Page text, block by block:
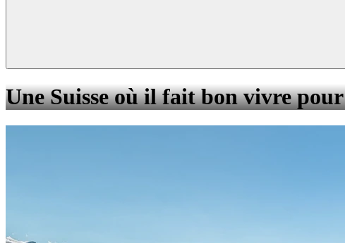
Une Suisse où il fait bon vivre